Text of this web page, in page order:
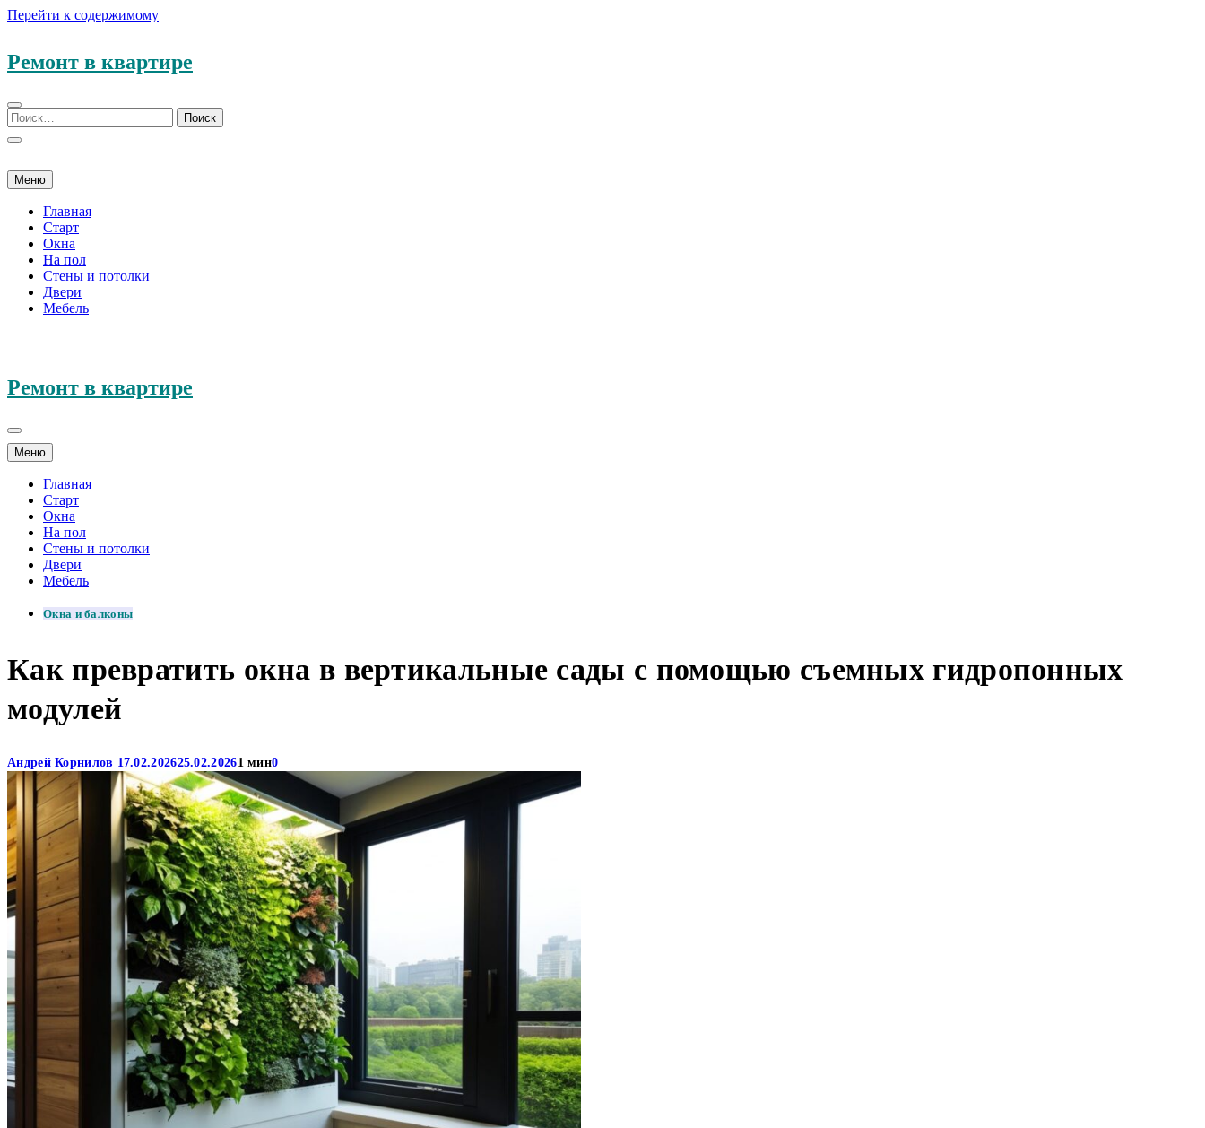
Перейти к содержимому
Ремонт в квартире
Меню
Главная
Старт
Окна
На пол
Стены и потолки
Двери
Мебель
Ремонт в квартире
Меню
Главная
Старт
Окна
На пол
Стены и потолки
Двери
Мебель
Окна и балконы
Как превратить окна в вертикальные сады с помощью съемных гидропонных
модулей
Андрей Корнилов 17.02.202625.02.20261 мин0